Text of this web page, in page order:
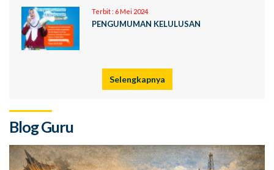
Terbit : 6 Mei 2024
PENGUMUMAN KELULUSAN
Selengkapnya
Blog Guru